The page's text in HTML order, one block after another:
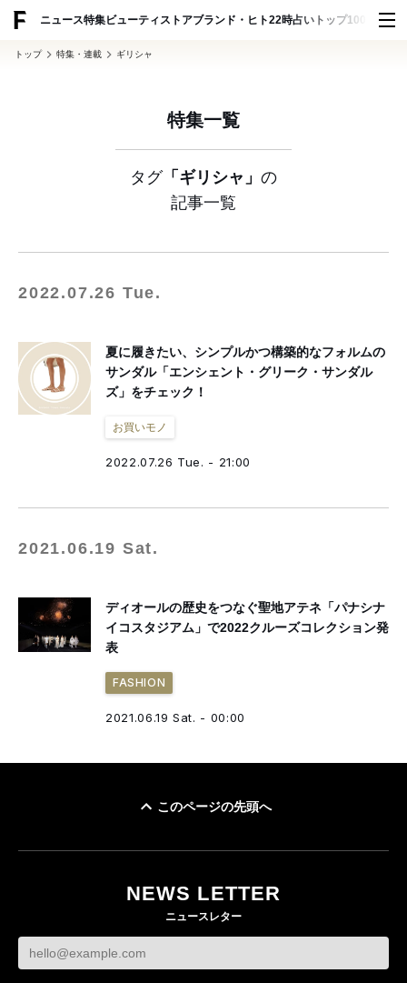
ニュース特集ビューティ ストアブランド・ヒト22時占い トップ100 スナッ
トップ 特集・連載 ギリシャ
特集一覧
タグ「ギリシャ」 の
記事一覧
2022.07.26 Tue.
夏に履きたい、シンプルかつ構築的なフォルムの
サンダル「エンシェント・グリーク・サンダル
ズ」をチェック！
お買いモノ
2022.07.26 Tue. - 21:00
2021.06.19 Sat.
ディオールの歴史をつなぐ聖地アテネ「パナシナ
イコスタジアム」で2022クルーズコレクション発
表
FASHION
2021.06.19 Sat. - 00:00
このページの先頭へ
NEWS LETTER
ニュースレター